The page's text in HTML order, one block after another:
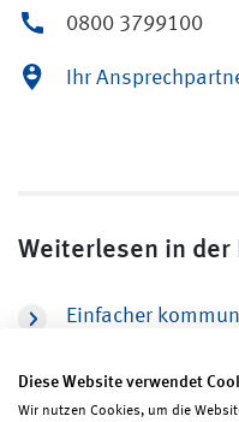
0800 3799100
Ihr
Weiterlesen in der
Einfacher
Diese Website verwendet
Wir nutzen Cookies, um die